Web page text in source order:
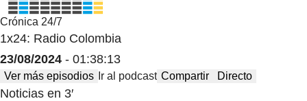
Crónica 24/7
1x24: Radio Colombia
23/08/2024 - 01:38:13
Ver más episodios Ir al podcast Compartir Directo
Noticias en 3′